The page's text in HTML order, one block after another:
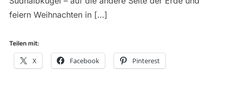
feiern Weihnachten in […]
Teilen mit:
X Facebook Pinterest